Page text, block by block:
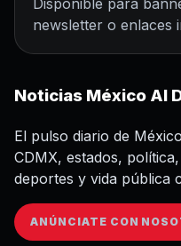
Disponible para
newsletter o enlaces
Noticias México Al
El pulso diario de
CDMX, estados,
deportes y vida pública
ANÚNCIATE CON